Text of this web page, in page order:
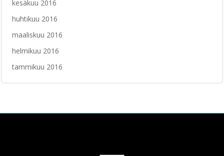
kesäkuu 2016
huhtikuu 2016
maaliskuu 2016
helmikuu 2016
tammikuu 2016